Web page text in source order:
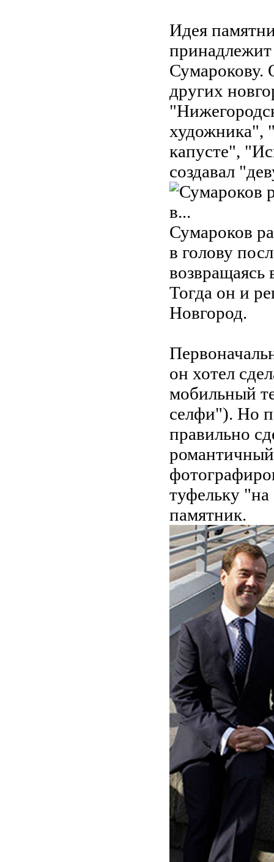
Идея
Сумарокову.
других
капусте",
создавал
Сумароков
в голову
возвращаясь
Тогда он и
Новгород.
он хотел
мобильный
селфи"). Но
правильно
туфельку
памятник.